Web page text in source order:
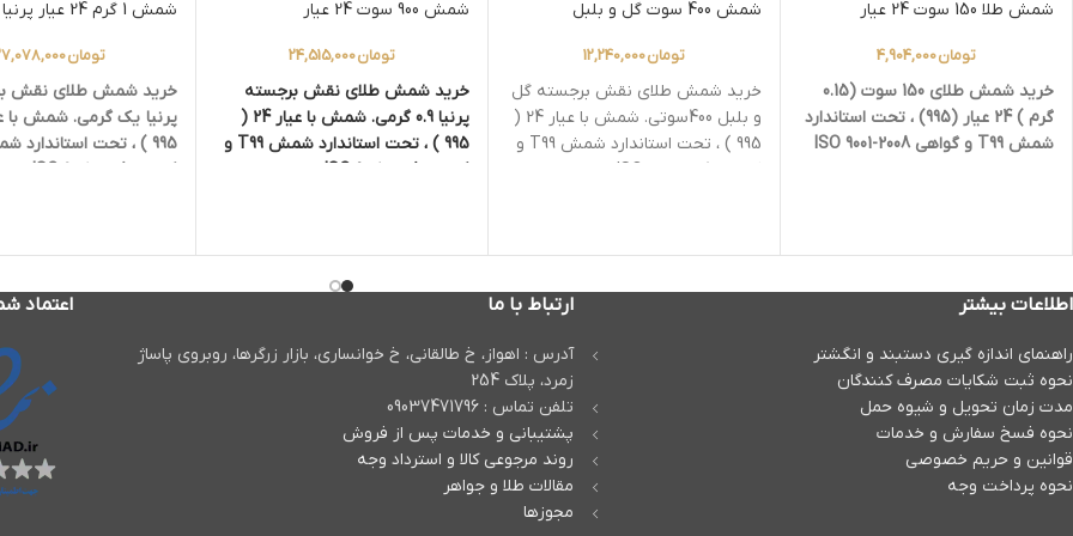
شمش طلا 150 سوت 24 عیار
تومان
خرید شمش طلای 150 سوت (0.15
گرم ) 24 عیار (995) ، تحت استاندارد
شمش T99 و گواهی ISO 9001-2008
شمش 400 سوت گل و بلبل
تومان
خرید شمش طلای نقش برجسته گل
و بلبل 400سوتی. شمش با عیار 24 (
995 ) ، تحت استاندارد شمش T99 و
شمش 900 سوت 24 عیار
تومان
خرید شمش طلای نقش برجسته
پرنیا 0.9 گرمی. شمش با عیار 24 (
995 ) ، تحت استاندارد شمش T99 و
شمش 1 گرم 24 عیار پرنیا
تومان
خرید شمش طلای نقش
اطلاعات بیشتر
راهنمای اندازه گیری دستبند و انگشتر
نحوه ثبت شكايات مصرف كنندگان
مدت زمان تحويل و شیوه حمل
نحوه فسخ سفارش و خدمات
قوانین و حریم خصوصی
نحوه پرداخت وجه
ارتباط با ما
آدرس : اهواز، خ طالقانی، خ خوانساری، بازار زرگرها، روبروی پاساژ
زمرد، پلاک 254
تلفن تماس : 09037471796
پشتیبانی و خدمات پس از فروش
روند مرجوعی کالا و استرداد وجه
مقالات طلا و جواهر
مجوزها
اعتماد